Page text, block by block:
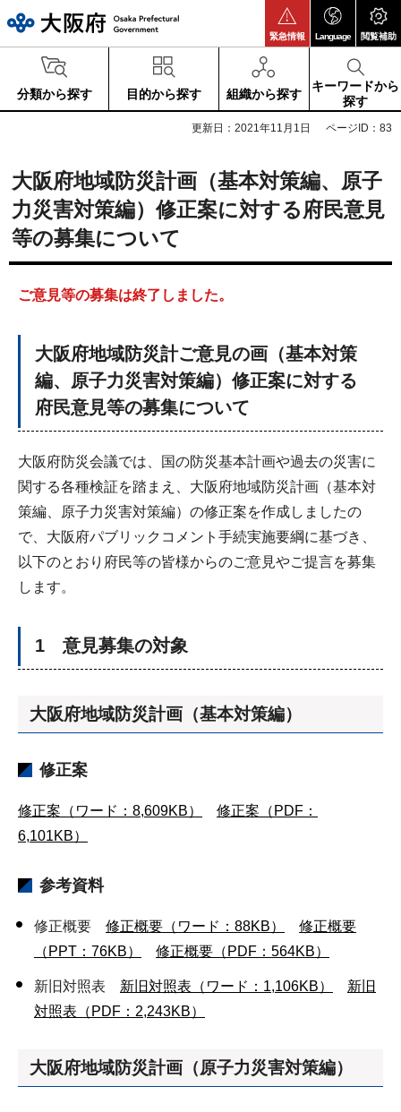
緊急情報 Language 閲覧補助
分類から探す 目的から探す 組織から探す
キーワードから
探す
更新日：2021年11月1日 ページID：83
大阪府地域防災計画（基本対策編、原子
力災害対策編）修正案に対する府民意見
等の募集について
ご意見等の募集は終了しました。
大阪府地域防災計ご意見の画（基本対策
編、原子力災害対策編）修正案に対する
府民意見等の募集について
大阪府防災会議では、国の防災基本計画や過去の災害に
関する各種検証を踏まえ、大阪府地域防災計画（基本対
策編、原子力災害対策編）の修正案を作成しましたの
で、大阪府パブリックコメント手続実施要綱に基づき、
以下のとおり府民等の皆様からのご意見やご提言を募集
します。
1 意見募集の対象
大阪府地域防災計画（基本対策編）
修正案
修正案（ワード：8,609KB）
修正案（PDF：
6,101KB）
参考資料
修正概要 修正概要（ワード：88KB）
修正概要
（PPT：76KB）
修正概要（PDF：564KB）
新旧対照表 新旧対照表（ワード：1,106KB）
新旧
対照表（PDF：2,243KB）
大阪府地域防災計画（原子力災害対策編）